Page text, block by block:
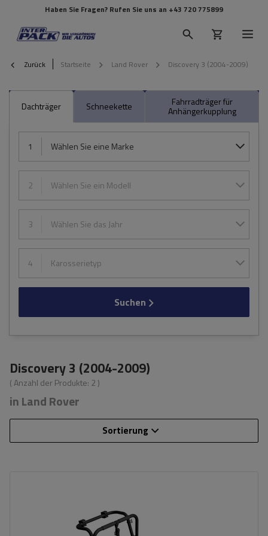
Haben Sie Fragen? Rufen Sie uns an +43 720 775899
Zurück Startseite Land Rover Discovery 3 (2004-2009)
Dachträger Schneekette Fahrradträger für
Anhängerkupplung
1 Wählen Sie eine Marke
2 Wählen Sie ein Modell
3 Wählen Sie das Jahr
4 Karosserietyp
Suchen
Discovery 3 (2004-2009)
( Anzahl der Produkte: 2 )
in Land Rover
Sortierung
universelles Montagesystem
kompatibel mit allen Karosseriearten